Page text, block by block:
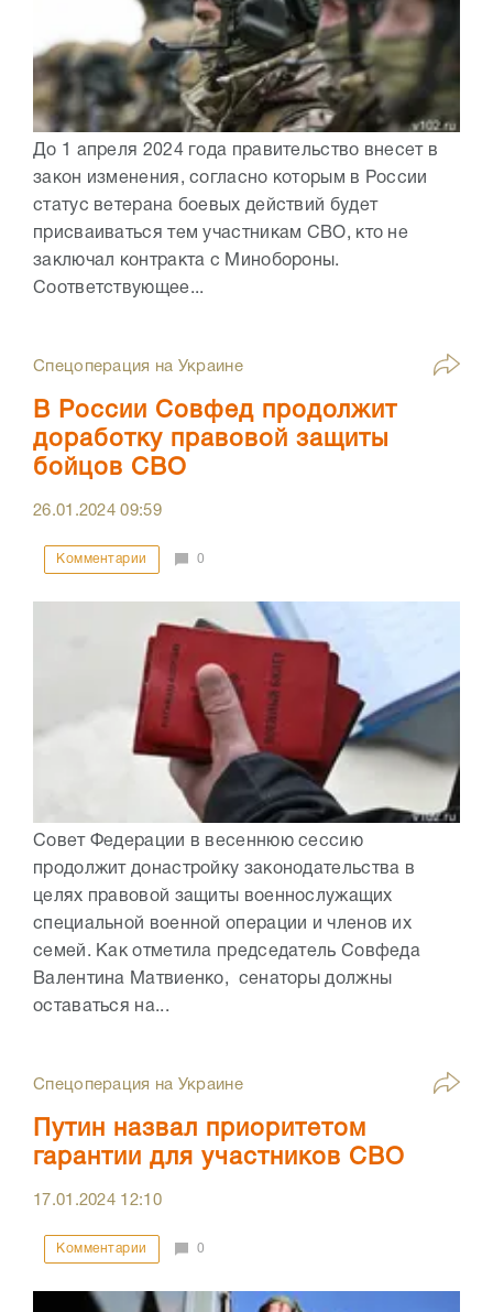
До 1 апреля 2024 года правительство внесет в
закон изменения, согласно которым в России
статус ветерана боевых действий будет
присваиваться тем участникам СВО, кто не
заключал контракта с Минобороны.
Соответствующее...
Спецоперация на Украине
В России Совфед продолжит
доработку правовой защиты
бойцов СВО
26.01.202409:59
Комментарии 0
Совет Федерации в весеннюю сессию
продолжит донастройку законодательства в
целях правовой защиты военнослужащих
специальной военной операции и членов их
семей. Как отметила председатель Совфеда
Валентина Матвиенко, сенаторы должны
оставаться на...
Спецоперация на Украине
Путин назвал приоритетом
гарантии для участников СВО
17.01.2024 12:10
Комментарии 0